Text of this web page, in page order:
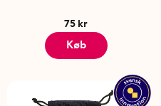
75 kr
Køb